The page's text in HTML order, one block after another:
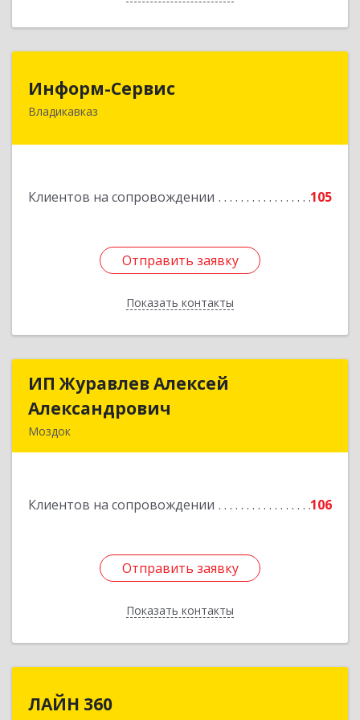
Информ-Сервис
Владикавказ
Клиентов на сопровождении 105
Отправить заявку
Показать контакты
362020, Северная Осетия - Алания Респ,
Отправить заявку
Назад
ИП Журавлев Алексей
Александрович
Моздок
Клиентов на сопровождении 106
Отправить заявку
Показать контакты
ИП Журавлев Алексей
Подробнее
Отправить заявку
Назад
ЛАЙН 360